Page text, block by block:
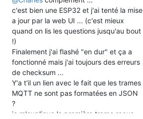
Capture d’écran 2023-03-01 à 18.25.53
Et en sortie mes trames ne sont toujours
pas correctement formatées en JSON
c'est bien une ESP32 et j'ai tenté la mise
a jour par la web UI ... (c'est mieux
quand on lis les questions jusqu'au bout
!)
Finalement j'ai flashé "en dur" et ça a
fonctionné mais j'ai toujours des erreurs
de checksum ...
Y'a t'il un lien avec le fait que les trames
MQTT ne sont pas formatées en JSON
?
je m'explique la première trame reçue